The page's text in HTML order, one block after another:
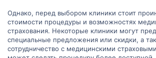
Однако, перед выбором клиники стоит
стоимости процедуры и возможностях
страхования. Некоторые клиники могут
специальные предложения или скидки, а
сотрудничество с медицинскими